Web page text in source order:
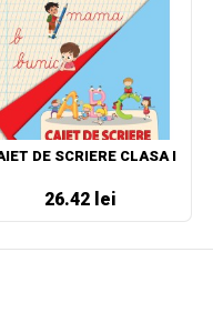
DE SCRIERE CLASA I
26.42 lei